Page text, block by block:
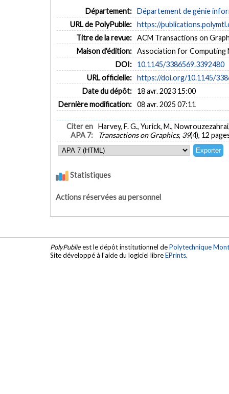
Département: Département de génie
URL de PolyPublie: https://
Titre de la revue: ACM Transactions on
Maison d'édition: Association for Computing
DOI:
10.1145/3386569.3392480
URL officielle: https://doi.org/10.1145/
Date du dépôt:
18 avr. 2023 15:00
Dernière modification: 08 avr. 2025 07:11
Citer en
APA 7:
Harvey, F. G., Yurick, M.,
Transactions on Graphics, 39(4), 12
Statistiques
Actions réservées au personnel
PolyPublieest le dépôt institutionnel dePolytechnique
Site développé à l'aide du logiciel libreEPrints.